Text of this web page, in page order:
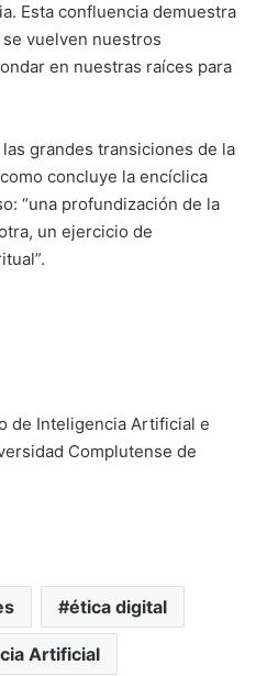
. Esta confluencia demuestra
vuelven nuestros
en nuestras raíces para
grandes transiciones de la
concluye la encíclica
“una profundización de la
un ejercicio de
de Inteligencia Artificial e
Complutense de
ética digital
Artificial